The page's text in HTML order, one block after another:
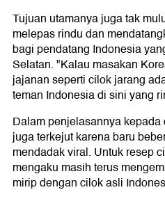
Tujuan utamanya juga tak
melepas rindu dan
bagi pendatang Indonesia
Selatan. "Kalau masakan
jajanan seperti cilok jarang
teman Indonesia di sini yang
Dalam penjelasannya
juga terkejut karena baru
mendadak viral. Untuk resep
mengaku masih terus
mirip dengan cilok asli